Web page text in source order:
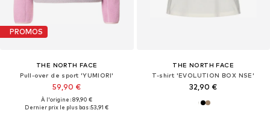
PROMOS
THE NORTH FACE
Pull-over de sport 'YUMIORI'
59,90 €
À l'origine : 89,90 €
Dernier prix le plus bas :53,91 €
THE NORTH FACE
T-shirt 'EVOLUTION BOX NSE'
32,90 €